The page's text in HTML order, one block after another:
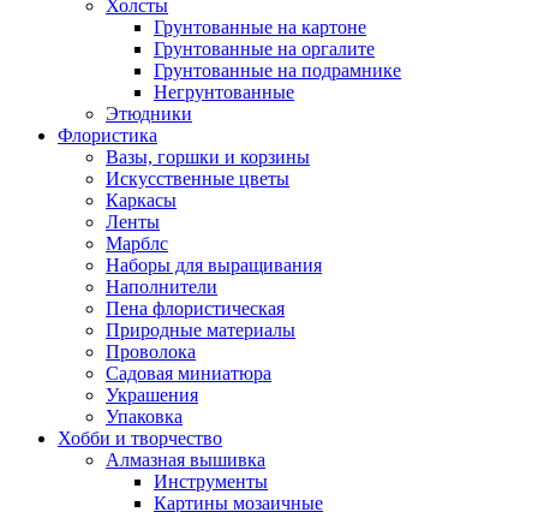
Холсты
Грунтованные на картоне
Грунтованные на оргалите
Грунтованные на подрамнике
Негрунтованные
Этюдники
Флористика
Вазы, горшки и корзины
Искусственные цветы
Каркасы
Ленты
Марблс
Наборы для выращивания
Наполнители
Пена флористическая
Природные материалы
Проволока
Садовая миниатюра
Украшения
Упаковка
Хобби и творчество
Алмазная вышивка
Инструменты
Картины мозаичные